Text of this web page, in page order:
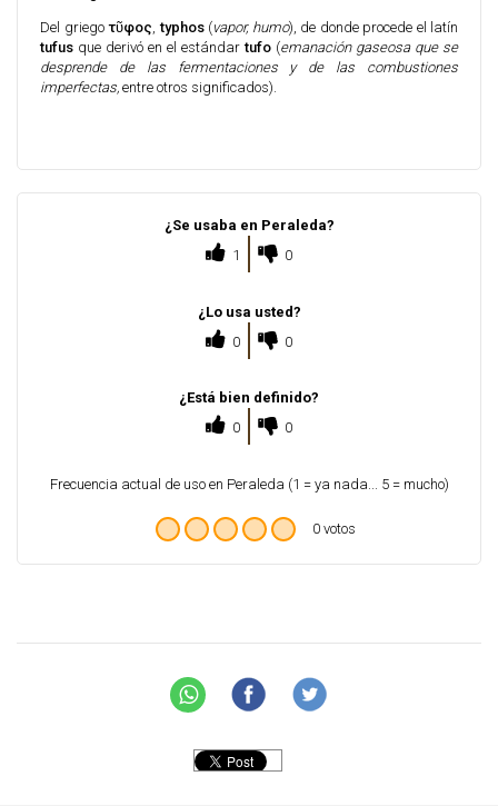
Del griego τῦφος,typhos (vapor, humo), de donde procede el latín
tufus que derivó en el estándartufo (emanación gaseosa que se
desprende de las fermentaciones y de las combustiones
imperfectas, entre otros significados).
¿Se usaba en Peraleda?
1
0
¿Lo usa usted?
0
0
¿Está bien definido?
0
0
Frecuencia actual de uso en Peraleda (1 = ya nada... 5 = mucho)
0 votos